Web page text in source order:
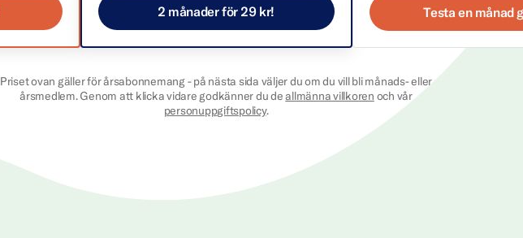
2 månader för 29 kr! Testa en månad
Priset ovan gäller för årsabonnemang - på nästa sida väljer du om du vill bli månads- eller
årsmedlem. Genom att klicka vidare godkänner du deallmänna villkoren och vår
personuppgiftspolicy.